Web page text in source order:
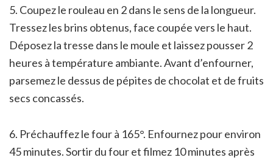
5. Coupez le rouleau en 2 dans le sens de la longueur.
Tressez les brins obtenus, face coupée vers le haut.
Déposez la tresse dans le moule et laissez pousser 2
heures à température ambiante. Avant d’enfourner,
parsemez le dessus de pépites de chocolat et de fruits
secs concassés.
6. Préchauffez le four à 165°. Enfournez pour environ
45 minutes. Sortir du four et filmez 10 minutes après